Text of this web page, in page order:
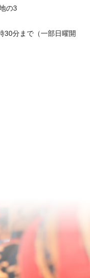
の3
30分まで（一部日曜開